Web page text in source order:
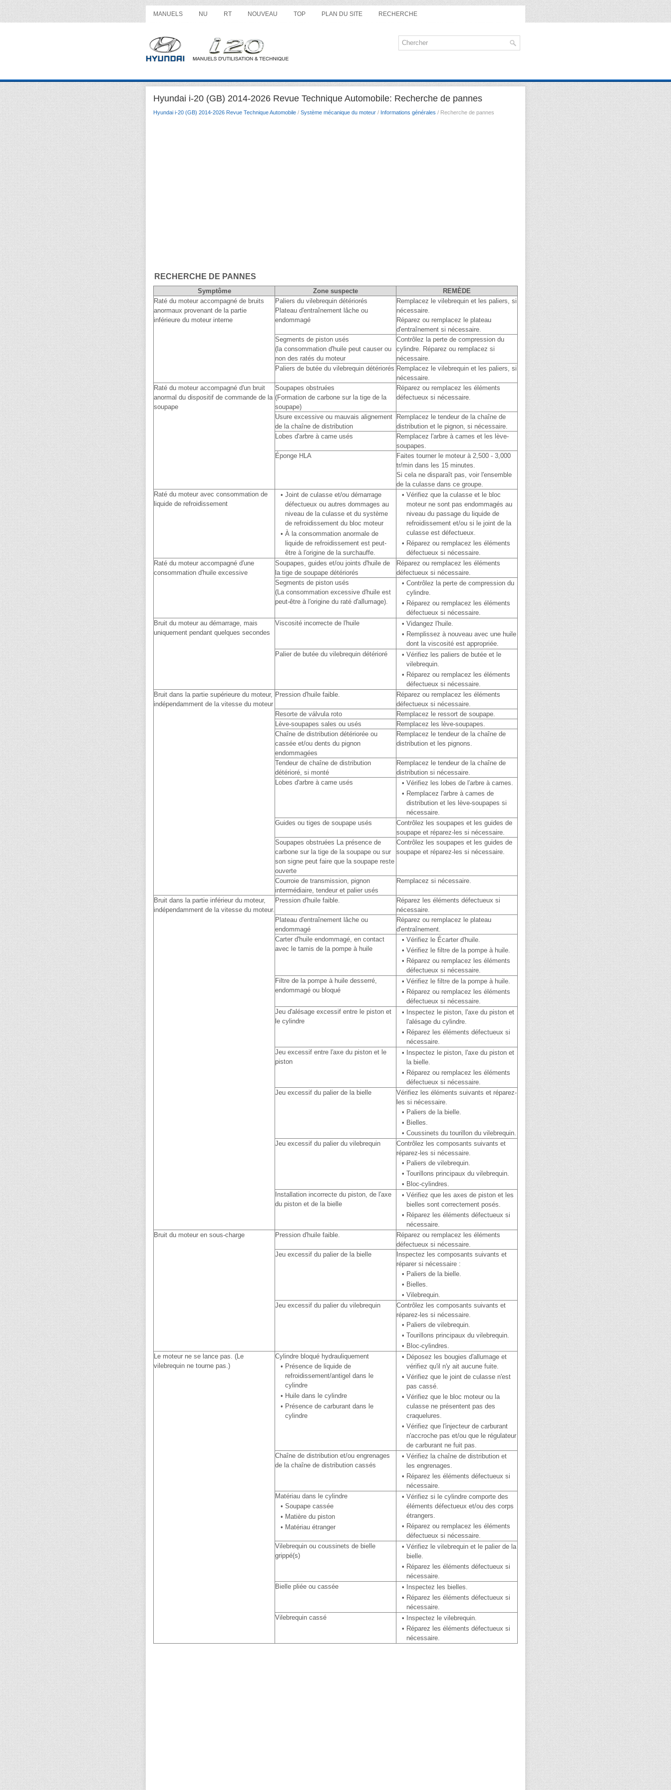
MANUELS NU RT NOUVEAU TOP PLAN DU SITE RECHERCHE
Hyundai i-20 (GB) 2014-2026 Revue Technique Automobile: Recherche de pannes
Hyundai i-20 (GB) 2014-2026 Revue Technique Automobile / Système mécanique du moteur / Informations générales / Recherche de pannes
RECHERCHE DE PANNES
Symptôme Zone suspecte
REMÈDE
Raté du moteur accompagné de bruits
anormaux provenant de la partie
inférieure du moteur interne
Paliers du vilebrequin détériorés
Plateau d'entraînement lâche ou
endommagé
Remplacez le vilebrequin et les paliers, si
nécessaire.
Réparez ou remplacez le plateau
d'entraînement si nécessaire.
Segments de piston usés
(la consommation d'huile peut causer ou
non des ratés du moteur
Contrôlez la perte de compression du
cylindre. Réparez ou remplacez si
nécessaire.
Paliers de butée du vilebrequin détériorés Remplacez le vilebrequin et les paliers, si
nécessaire.
Raté du moteur accompagné d'un bruit
anormal du dispositif de commande de la
soupape
Soupapes obstruées
(Formation de carbone sur la tige de la
soupape)
Réparez ou remplacez les éléments
défectueux si nécessaire.
Usure excessive ou mauvais alignement
de la chaîne de distribution
Remplacez le tendeur de la chaîne de
distribution et le pignon, si nécessaire.
Lobes d'arbre à came usés
Remplacez l′arbre à cames et les lève-
soupapes.
Éponge HLA
Faites tourner le moteur à 2,500 - 3,000
tr/min dans les 15 minutes.
Si cela ne disparaît pas, voir l'ensemble
de la culasse dans ce groupe.
Raté du moteur avec consommation de
liquide de refroidissement
• Joint de culasse et/ou démarrage
défectueux ou autres dommages au
niveau de la culasse et du système
de refroidissement du bloc moteur
• À la consommation anormale de
liquide de refroidissement est peut-
être à l′origine de la surchauffe.
• Vérifiez que la culasse et le bloc
moteur ne sont pas endommagés au
niveau du passage du liquide de
refroidissement et/ou si le joint de la
culasse est défectueux.
• Réparez ou remplacez les éléments
défectueux si nécessaire.
Raté du moteur accompagné d′une
consommation d′huile excessive
Soupapes, guides et/ou joints d'huile de
la tige de soupape détériorés
Réparez ou remplacez les éléments
défectueux si nécessaire.
Segments de piston usés
(La consommation excessive d′huile est
peut-être à l′origine du raté d′allumage).
• Contrôlez la perte de compression du
cylindre.
• Réparez ou remplacez les éléments
défectueux si nécessaire.
Bruit du moteur au démarrage, mais
uniquement pendant quelques secondes
Viscosité incorrecte de l′huile • Vidangez l′huile.
• Remplissez à nouveau avec une huile
dont la viscosité est appropriée.
Palier de butée du vilebrequin détérioré
• Vérifiez les paliers de butée et le
vilebrequin.
• Réparez ou remplacez les éléments
défectueux si nécessaire.
Bruit dans la partie supérieure du moteur,
indépendamment de la vitesse du moteur
Pression d′huile faible.
Réparez ou remplacez les éléments
défectueux si nécessaire.
Resorte de válvula roto
Remplacez le ressort de soupape.
Lève-soupapes sales ou usés
Remplacez les lève-soupapes.
Chaîne de distribution détériorée ou
cassée et/ou dents du pignon
endommagées
Remplacez le tendeur de la chaîne de
distribution et les pignons.
Tendeur de chaîne de distribution
détérioré, si monté
Remplacez le tendeur de la chaîne de
distribution si nécessaire.
Lobes d'arbre à came usés
• Vérifiez les lobes de l′arbre à cames.
• Remplacez l'arbre à cames de
distribution et les lève-soupapes si
nécessaire.
Guides ou tiges de soupape usés
Contrôlez les soupapes et les guides de
soupape et réparez-les si nécessaire.
Soupapes obstruées La présence de
carbone sur la tige de la soupape ou sur
son signe peut faire que la soupape reste
ouverte
Contrôlez les soupapes et les guides de
soupape et réparez-les si nécessaire.
Courroie de transmission, pignon
intermédiaire, tendeur et palier usés
Remplacez si nécessaire.
Bruit dans la partie inférieur du moteur,
indépendamment de la vitesse du moteur.
Pression d′huile faible.
Réparez les éléments défectueux si
nécessaire.
Plateau d'entraînement lâche ou
endommagé
Réparez ou remplacez le plateau
d'entraînement.
Carter d'huile endommagé, en contact
avec le tamis de la pompe à huile
• Vérifiez le Écarter d′huile.
• Vérifiez le filtre de la pompe à huile.
• Réparez ou remplacez les éléments
défectueux si nécessaire.
Filtre de la pompe à huile desserré,
endommagé ou bloqué
• Vérifiez le filtre de la pompe à huile.
• Réparez ou remplacez les éléments
défectueux si nécessaire.
Jeu d'alésage excessif entre le piston et
le cylindre
•
Inspectez le piston, l'axe du piston et
l'alésage du cylindre.
• Réparez les éléments défectueux si
nécessaire.
Jeu excessif entre l′axe du piston et le
piston
•
Inspectez le piston, l'axe du piston et
la bielle.
• Réparez ou remplacez les éléments
défectueux si nécessaire.
Jeu excessif du palier de la bielle
Vérifiez les éléments suivants et réparez-
les si nécessaire.
• Paliers de la bielle.
• Bielles.
• Coussinets du tourillon du vilebrequin.
Jeu excessif du palier du vilebrequin
Contrôlez les composants suivants et
réparez-les si nécessaire.
• Paliers de vilebrequin.
• Tourillons principaux du vilebrequin.
• Bloc-cylindres.
Installation incorrecte du piston, de l′axe
du piston et de la bielle
• Vérifiez que les axes de piston et les
bielles sont correctement posés.
• Réparez les éléments défectueux si
nécessaire.
Bruit du moteur en sous-charge
Pression d′huile faible.
Réparez ou remplacez les éléments
défectueux si nécessaire.
Jeu excessif du palier de la bielle
Inspectez les composants suivants et
réparer si nécessaire :
• Paliers de la bielle.
• Bielles.
• Vilebrequin.
Jeu excessif du palier du vilebrequin
Contrôlez les composants suivants et
réparez-les si nécessaire.
• Paliers de vilebrequin.
• Tourillons principaux du vilebrequin.
• Bloc-cylindres.
Le moteur ne se lance pas. (Le
vilebrequin ne tourne pas.)
Cylindre bloqué hydrauliquement
• Présence de liquide de
refroidissement/antigel dans le
cylindre
• Huile dans le cylindre
• Présence de carburant dans le
cylindre
• Déposez les bougies d′allumage et
vérifiez qu'il n'y ait aucune fuite.
• Vérifiez que le joint de culasse n'est
pas cassé.
• Vérifiez que le bloc moteur ou la
culasse ne présentent pas des
craquelures.
• Vérifiez que l'injecteur de carburant
n'accroche pas et/ou que le régulateur
de carburant ne fuit pas.
Chaîne de distribution et/ou engrenages
de la chaîne de distribution cassés
• Vérifiez la chaîne de distribution et
les engrenages.
• Réparez les éléments défectueux si
nécessaire.
Matériau dans le cylindre
• Soupape cassée
• Matière du piston
• Matériau étranger
• Vérifiez si le cylindre comporte des
éléments défectueux et/ou des corps
étrangers.
• Réparez ou remplacez les éléments
défectueux si nécessaire.
Vilebrequin ou coussinets de bielle
grippé(s)
• Vérifiez le vilebrequin et le palier de la
bielle.
• Réparez les éléments défectueux si
nécessaire.
Bielle pliée ou cassée
•
Inspectez les bielles.
• Réparez les éléments défectueux si
nécessaire.
Vilebrequin cassé
•
Inspectez le vilebrequin.
• Réparez les éléments défectueux si
nécessaire.